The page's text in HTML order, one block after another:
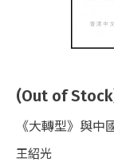
(Out of
《大轉型》與中
王紹光